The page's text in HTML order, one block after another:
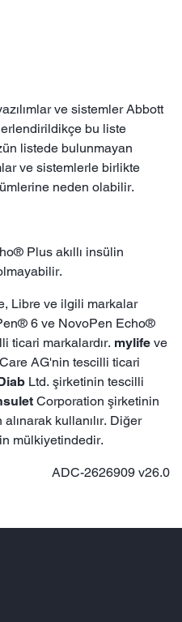
ve sistemler Abbott
bu liste
listede bulunmayan
ve sistemlerle birlikte
neden olabilir.
Plus akıllı insülin
Libre ve ilgili markalar
6 ve NovoPen Echo®
ticari markalardır. mylife ve
AG'nin tescilli ticari
Ltd. şirketinin tescilli
Corporation şirketinin
kullanılır. Diğer
mülkiyetindedir.
ADC-2626909 v26.0